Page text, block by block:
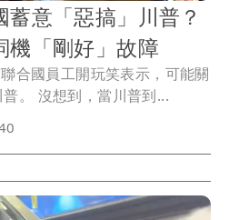
意「惡搞」川普？
機「剛好」故障
合國員工開玩笑表示，可能關
，以「迎接」川普。 沒想到，當川普到...